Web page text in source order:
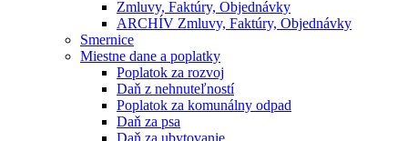
Zmluvy, Faktúry, Objednávky
ARCHÍV Zmluvy, Faktúry, Objednávky
Smernice
Miestne dane a poplatky
Poplatok za rozvoj
Daň z nehnuteľností
Poplatok za komunálny odpad
Daň za psa
Daň za ubytovanie